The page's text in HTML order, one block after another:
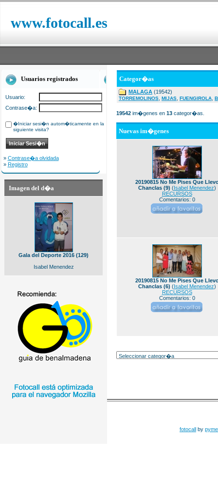
www.fotocall.es
Usuarios registrados
Usuario:
Contrase�a:
�Iniciar sesi�n autom�ticamente en la
siguiente visita?
» Contrase�a olvidada
» Registro
Imagen del d�a
Gala del Deporte 2016 (129)
Isabel Menendez
Categor�as
MALAGA (19542)
TORREMOLINOS MIJAS FUENGIROLA
19542 im�genes en 13 categor�as.
Nuevas im�genes
20190815 No Me Pises Que
Chanclas (9) (Isabel Menendez)
RECURSOS
Comentarios: 0
20190815 No Me Pises Que
Chanclas (6) (Isabel Menendez)
RECURSOS
Comentarios: 0
fotocall by